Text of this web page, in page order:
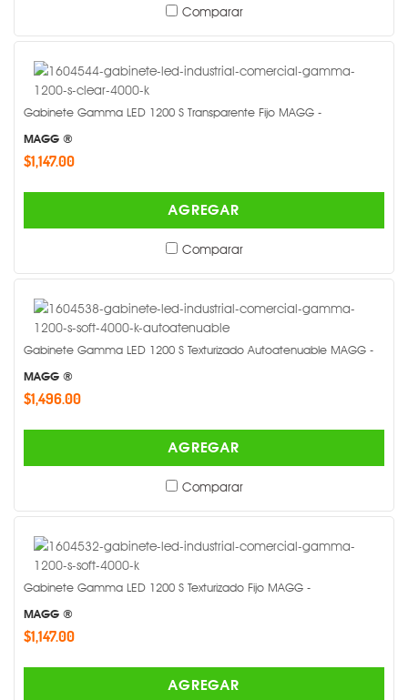
Comparar
Gabinete Gamma LED 1200 S Transparente Fijo MAGG -
MAGG ®
$1,147.00
AGREGAR
Comparar
Gabinete Gamma LED 1200 S Texturizado Autoatenuable MAGG -
MAGG ®
$1,496.00
AGREGAR
Comparar
Gabinete Gamma LED 1200 S Texturizado Fijo MAGG -
MAGG ®
$1,147.00
AGREGAR